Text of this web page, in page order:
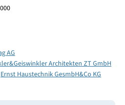
AG
Architekten ZT GmbH
Ernst Haustechnik GesmbH&Co KG